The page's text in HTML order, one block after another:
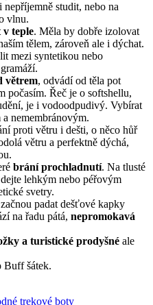
studit, nebo na
vlnu.
v teple. Měla by dobře izolovat
tělem, zároveň ale i dýchat.
mezi syntetikou nebo
větrem, odvádí od těla pot
počasím. Řeč je o softshellu,
je i vodoodpudivý. Vybírat
nemembránovým.
proti větru i dešti, o něco hůř
větru a perfektně dýchá,
brání prochladnutí. Na tlusté
lehkým nebo péřovým
svetry.
padat dešťové kapky
na řadu pátá, nepromokavá
a turistické prodyšné ale
Buff šátek.